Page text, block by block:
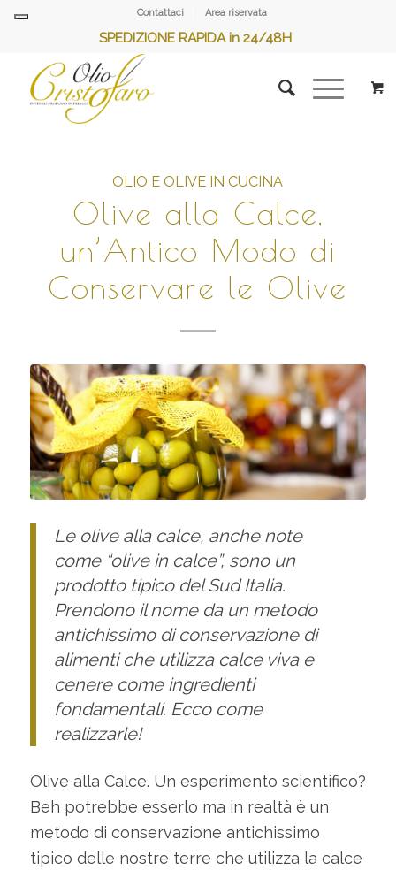
Contattaci Area riservata
SPEDIZIONE RAPIDA in 24/48H
OLIO E OLIVE IN CUCINA
Olive alla Calce,
un’Antico Modo di
Conservare le Olive
Le olive alla calce, anche note
come “olive in calce”, sono un
prodotto tipico del Sud Italia.
Prendono il nome da un metodo
antichissimo di conservazione di
alimenti che utilizza calce viva e
cenere come ingredienti
fondamentali. Ecco come
realizzarle!
Olive alla Calce. Un esperimento scientifico?
Beh potrebbe esserlo ma in realtà è un
metodo di conservazione antichissimo
tipico delle nostre terre che utilizza la calce